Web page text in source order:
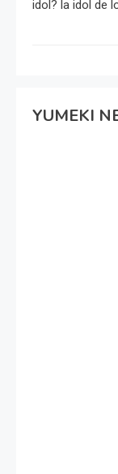
idol? la idol de
YUMEKI